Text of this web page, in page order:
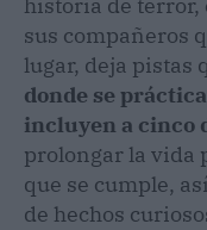
historia de terror,
sus compañeros
lugar, deja pistas
donde se
incluyen a cinco
prolongar la vida
que se cumple,
de hechos